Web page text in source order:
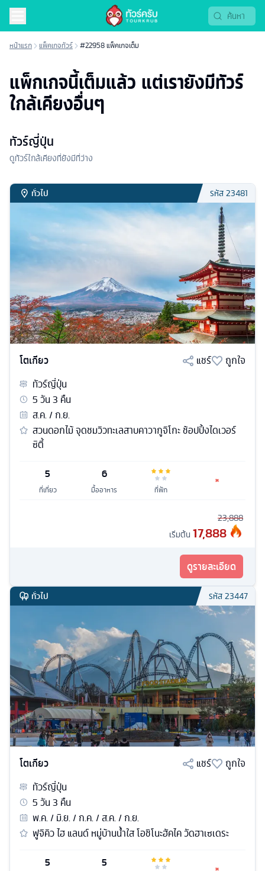
หน้าแรก แพ็คเกจทัวร์ #22958 แพ็คเกจเต็ม
แพ็กเกจนี้เต็มแล้ว แต่เรายังมีทัวร์
ใกล้เคียงอื่นๆ
ทัวร์ญี่ปุ่น
ดูทัวร์ใกล้เคียงที่ยังมีที่ว่าง
ทั่วไป รหัส23481
โตเกียว แชร์
ถูกใจ
ทัวร์ญี่ปุ่น
5วัน3 คืน
ส.ค. / ก.ย.
สวนดอกไม้ จุดชมวิวทะเลสาบคาวากูจิโกะ ช้อปปิ้งไดเวอร์
ซิตี้
5
ที่เที่ยว
6
มื้ออาหาร ที่พัก
23,888
เริ่มต้น 17,888
ดูรายละเอียด
ทั่วไป รหัส23447
โตเกียว แชร์
ถูกใจ
ทัวร์ญี่ปุ่น
5วัน3 คืน
พ.ค. / มิ.ย. / ก.ค. / ส.ค. / ก.ย.
ฟูจิคิว ไฮ แลนด์ หมู่บ้านน้ำใส โอชิโนะฮัคไค วัดฮาเซเดระ
5
5